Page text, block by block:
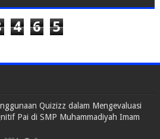
4 6 5
Quizizz dalam Mengevaluasi
Pai di SMP Muhammadiyah Imam